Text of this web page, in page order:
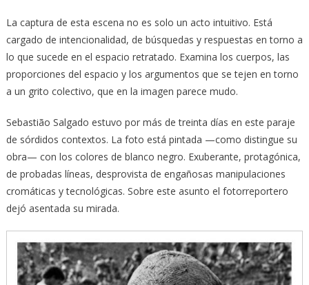
La captura de esta escena no es solo un acto intuitivo. Está
cargado de intencionalidad, de búsquedas y respuestas en torno a
lo que sucede en el espacio retratado. Examina los cuerpos, las
proporciones del espacio y los argumentos que se tejen en torno
a un grito colectivo, que en la imagen parece mudo.
Sebastião Salgado estuvo por más de treinta días en este paraje
de sórdidos contextos. La foto está pintada —como distingue su
obra— con los colores de blanco negro. Exuberante, protagónica,
de probadas líneas, desprovista de engañosas manipulaciones
cromáticas y tecnológicas. Sobre este asunto el fotorreportero
dejó asentada su mirada.